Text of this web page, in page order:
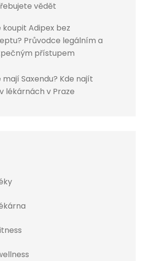
vědět
koupit Adipex bez
Průvodce legálním a
přístupem
mají Saxendu? Kde najít
lékárnách v Praze